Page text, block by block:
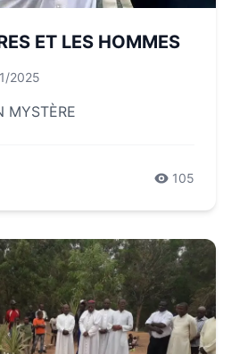
ET LES HOMMES
2025
MYSTÈRE
105